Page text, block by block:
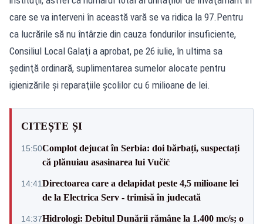
care se va interveni în această vară se va ridica la 97.Pentru
ca lucrările să nu întârzie din cauza fondurilor insuficiente,
Consiliul Local Galaţi a aprobat, pe 26 iulie, în ultima sa
şedinţă ordinară, suplimentarea sumelor alocate pentru
igienizările şi reparaţiile şcolilor cu 6 milioane de lei.
CITEȘTE ȘI
15:50Complot dejucat în Serbia: doi bărbați, suspectați
că plănuiau asasinarea lui Vučić
14:41Directoarea care a delapidat peste 4,5 milioane lei
de la Electrica Serv - trimisă în judecată
14:37Hidrologi: Debitul Dunării rămâne la 1.400 mc/s; o